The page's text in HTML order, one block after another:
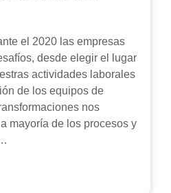
el 2020 las empresas
desde elegir el lugar
actividades laborales
de los equipos de
nos
mayoría de los procesos y